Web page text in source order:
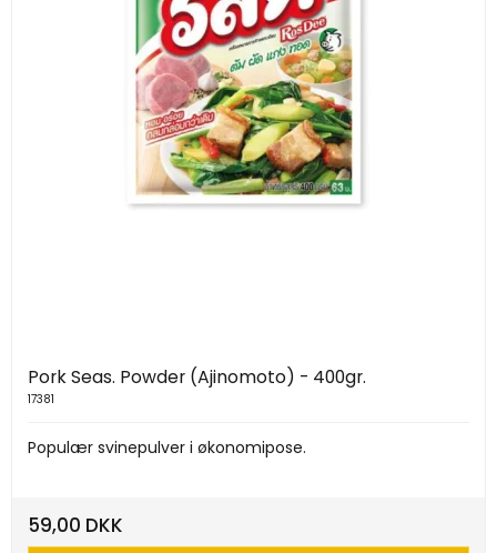
Pork Seas. Powder (Ajinomoto) - 400gr.
17381
Populær svinepulver i økonomipose.
59,00 DKK